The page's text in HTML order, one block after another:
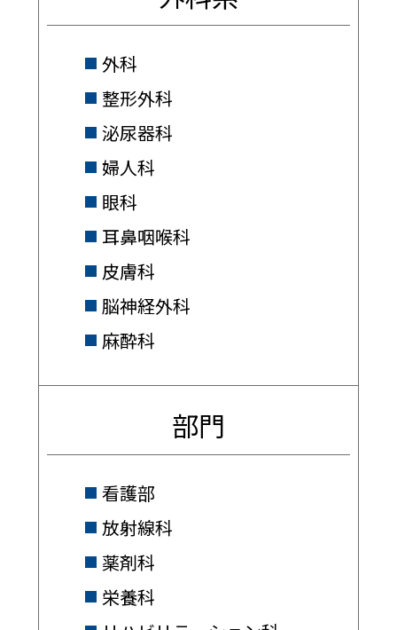
外科
整形外科
泌尿器科
婦人科
眼科
耳鼻咽喉科
皮膚科
脳神経外科
麻酔科
部門
看護部
放射線科
薬剤科
栄養科